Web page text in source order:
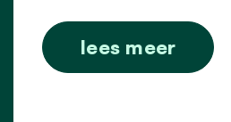
lees meer